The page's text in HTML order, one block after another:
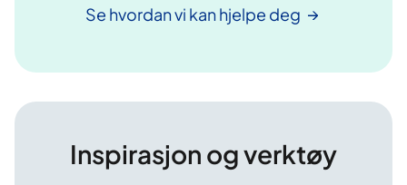
Se hvordan vi kan hjelpe deg
Inspirasjon og verktøy